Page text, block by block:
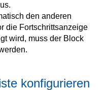
den anderen
die Fortschrittsanzeige
wird, muss der Block
konfigurieren